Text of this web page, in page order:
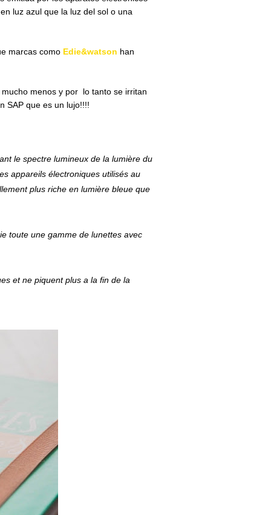
luz azul que la luz del sol o una
marcas como Edie&watson han
menos y por lo tanto se irritan
SAP que es un lujo!!!!
le spectre lumineux de la lumière du
appareils électroniques utilisés au
plus riche en lumière bleue que
toute une gamme de lunettes avec
et ne piquent plus a la fin de la